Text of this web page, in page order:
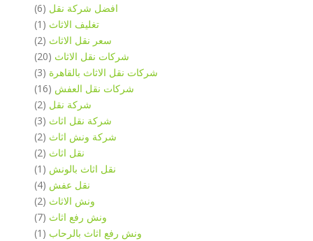
افضل شركة نقل (6)
تغليف الاثاث (1)
سعر نقل الاثاث (2)
شركات نقل الاثاث (20)
شركات نقل الاثاث بالقاهرة (3)
شركات نقل العفش (16)
شركة نقل (2)
شركة نقل اثاث (3)
شركة ونش اثاث (2)
نقل اثاث (2)
نقل اثاث بالونش (1)
نقل عفش (4)
ونش الاثاث (2)
ونش رفع اثاث (7)
ونش رفع اثاث بالرحاب (1)